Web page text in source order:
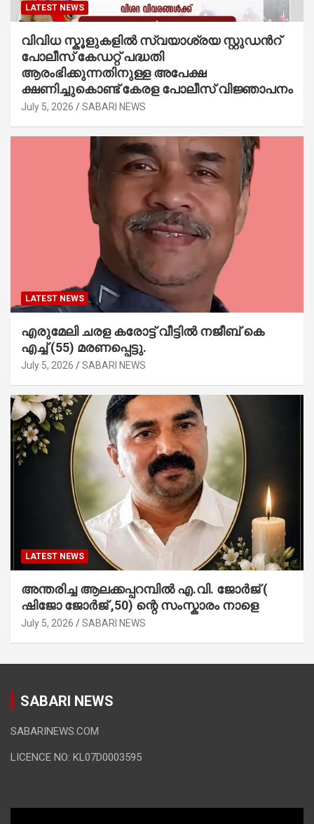
LATEST NEWS
വിവിധ സ്കൂളുകളില്‍ സ്വയാശ്രയ സ്റ്റുഡന്‍റ്
പോലീസ് കേഡറ്റ് പദ്ധതി
ആരംഭിക്കുന്നതിനുള്ള അപേക്ഷ
ക്ഷണിച്ചുകൊണ്ട് കേരള പോലീസ് വിജ്ഞാപനം
July 5, 2026 SABARI NEWS
LATEST NEWS
എരുമേലി ചരള കരോട്ട് വീട്ടിൽ നജീബ് കെ
എച്ച് (55) മരണപ്പെട്ടു.
July 5, 2026 SABARI NEWS
LATEST NEWS
അന്തരിച്ച ആ​ല​ക്ക​പ്പ​റമ്പിൽ​ എ.​വി. ജോ​ർ​ജ് (
ഷിജോ ജോർജ് ,50) ന്റെ സംസ്കാരം നാളെ
July 5, 2026 SABARI NEWS
SABARI NEWS
SABARINEWS.COM
LICENCE NO: KL07D0003595